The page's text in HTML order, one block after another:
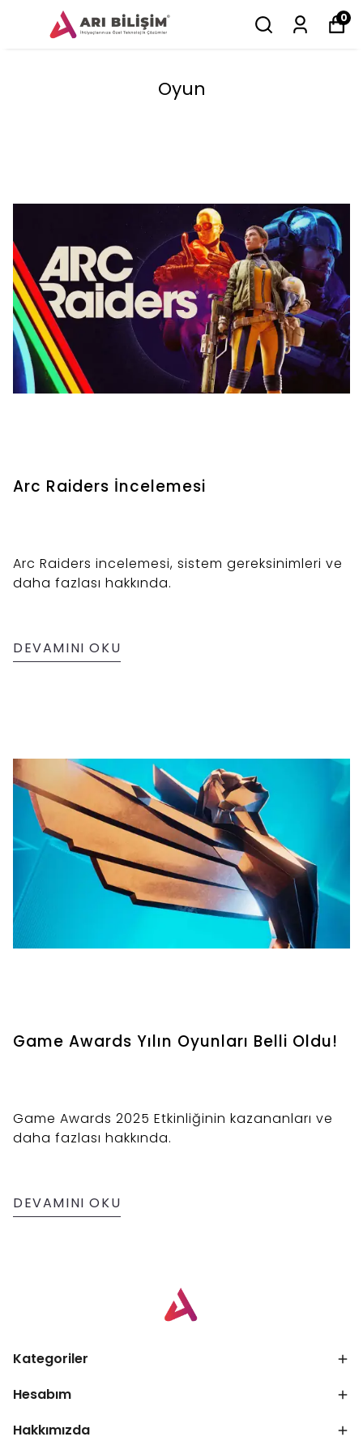
0
Oyun
Arc Raiders İncelemesi
Arc Raiders incelemesi, sistem gereksinimleri ve
daha fazlası hakkında.
DEVAMINI OKU
Game Awards Yılın Oyunları Belli Oldu!
Game Awards 2025 Etkinliğinin kazananları ve
daha fazlası hakkında.
DEVAMINI OKU
Kategoriler
Hesabım
Hakkımızda